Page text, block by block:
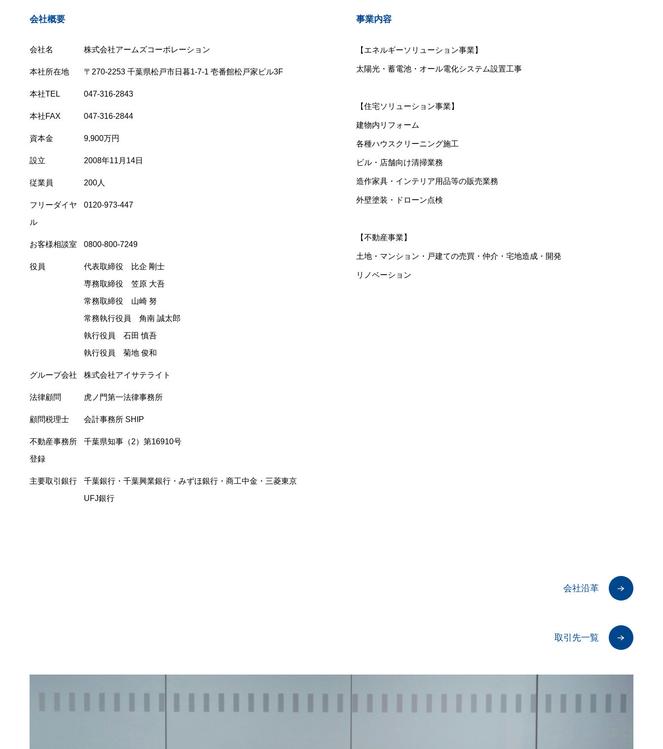
会社概要
会社名 株式会社アームズコーポレーション
本社所在地 〒270-2253 千葉県松戸市日暮1-7-1 壱番館松戸家ビル3F
本社TEL 047-316-2843
本社FAX 047-316-2844
資本金 9,900万円
設立 2008年11月14日
従業員 200人
フリーダイヤ
ル
0120-973-447
お客様相談室 0800-800-7249
役員 代表取締役 比企 剛士
専務取締役 笠原 大吾
常務取締役 山崎 努
常務執行役員 角南 誠太郎
執行役員 石田 慎吾
執行役員 菊地 俊和
グループ会社 株式会社アイサテライト
法律顧問 虎ノ門第一法律事務所
顧問税理士 会計事務所 SHIP
不動産事務所
登録
千葉県知事（2）第16910号
主要取引銀行 千葉銀行・千葉興業銀行・みずほ銀行・商工中金・三菱東京
UFJ銀行
事業内容
【エネルギーソリューション事業】
太陽光・蓄電池・オール電化システム設置工事
【住宅ソリューション事業】
建物内リフォーム
各種ハウスクリーニング施工
ビル・店舗向け清掃業務
造作家具・インテリア用品等の販売業務
外壁塗装・ドローン点検
【不動産事業】
土地・マンション・戸建ての売買・仲介・宅地造成・開発
リノベーション
会社沿革
取引先一覧